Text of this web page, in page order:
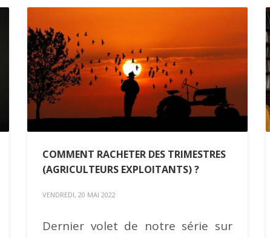
COMMENT RACHETER DES TRIMESTRES
(AGRICULTEURS EXPLOITANTS) ?
VENDREDI, 20 MAI 2022
Dernier volet de notre série sur